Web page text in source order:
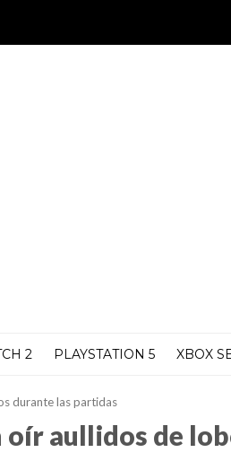
2 PLAYSTATION 5 XBOX
durante las partidas
oír aullidos de